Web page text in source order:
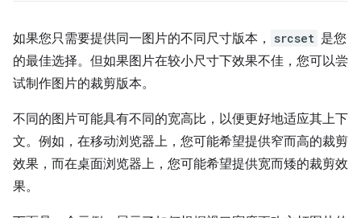
如果您只需要提供同一图片的不同尺寸版本， srcset 是您
的最佳选择。但如果图片在较小尺寸下效果不佳，您可以尝
试制作图片的裁剪版本。
不同的图片可能具有不同的宽高比，以便更好地适应其上下
文。例如，在移动浏览器上，您可能希望提供窄而高的裁剪
效果，而在桌面浏览器上，您可能希望提供宽而矮的裁剪效
果。